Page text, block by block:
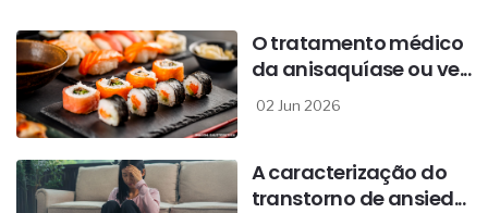
O tratamento médico
da anisaquíase ou ve...
02 Jun 2026
A caracterização do
transtorno de ansied...